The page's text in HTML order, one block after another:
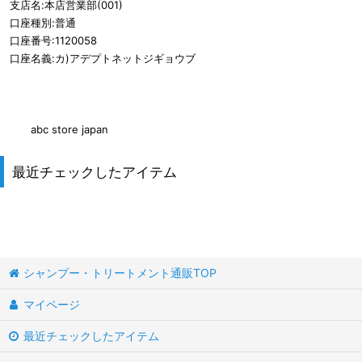
支店名:本店営業部(001)
口座種別:普通
口座番号:1120058
口座名義:カ)アデプトネットジギョウブ
abc store japan
最近チェックしたアイテム
シャンプー・トリートメント通販TOP
マイページ
最近チェックしたアイテム